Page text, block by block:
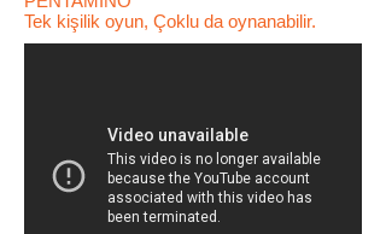
Tek kişilik oyun, Çoklu da oynanabilir.